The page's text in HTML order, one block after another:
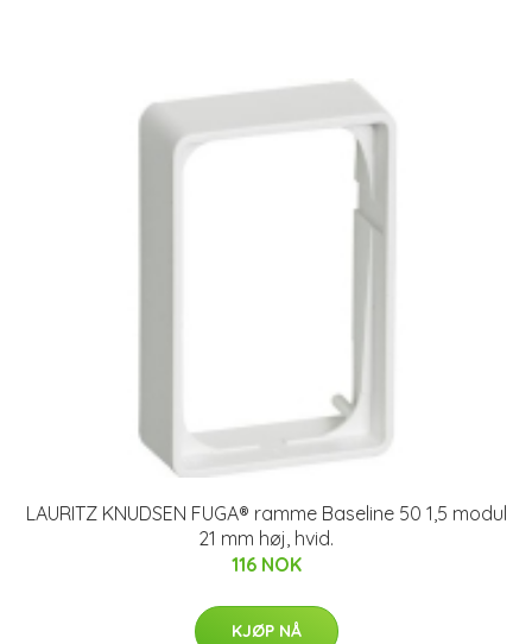
LAURITZ KNUDSEN FUGA® ramme Baseline 50 1,5 modul
21 mm høj, hvid.
116 NOK
KJØP NÅ